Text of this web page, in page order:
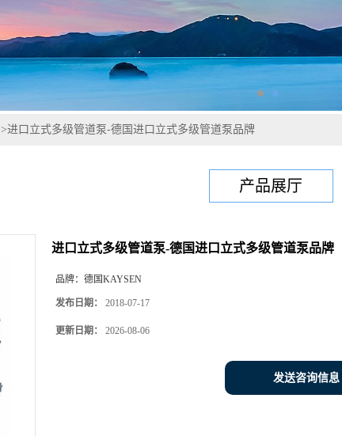
>进口立式多级管道泵-德国进口立式多级管道泵品牌
产品展厅
进口立式多级管道泵-德国进口立式多级管道泵品牌
品牌： 德国KAYSEN
发布日期： 2018-07-17
更新日期： 2026-08-06
发送咨询信息